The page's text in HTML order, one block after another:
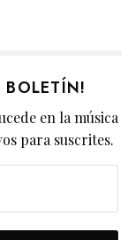
BOLETÍN!
en la música
para suscrites.